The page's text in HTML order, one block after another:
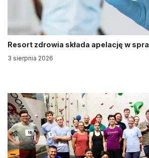
Resort zdrowia składa apelację w
3 sierpnia 2026